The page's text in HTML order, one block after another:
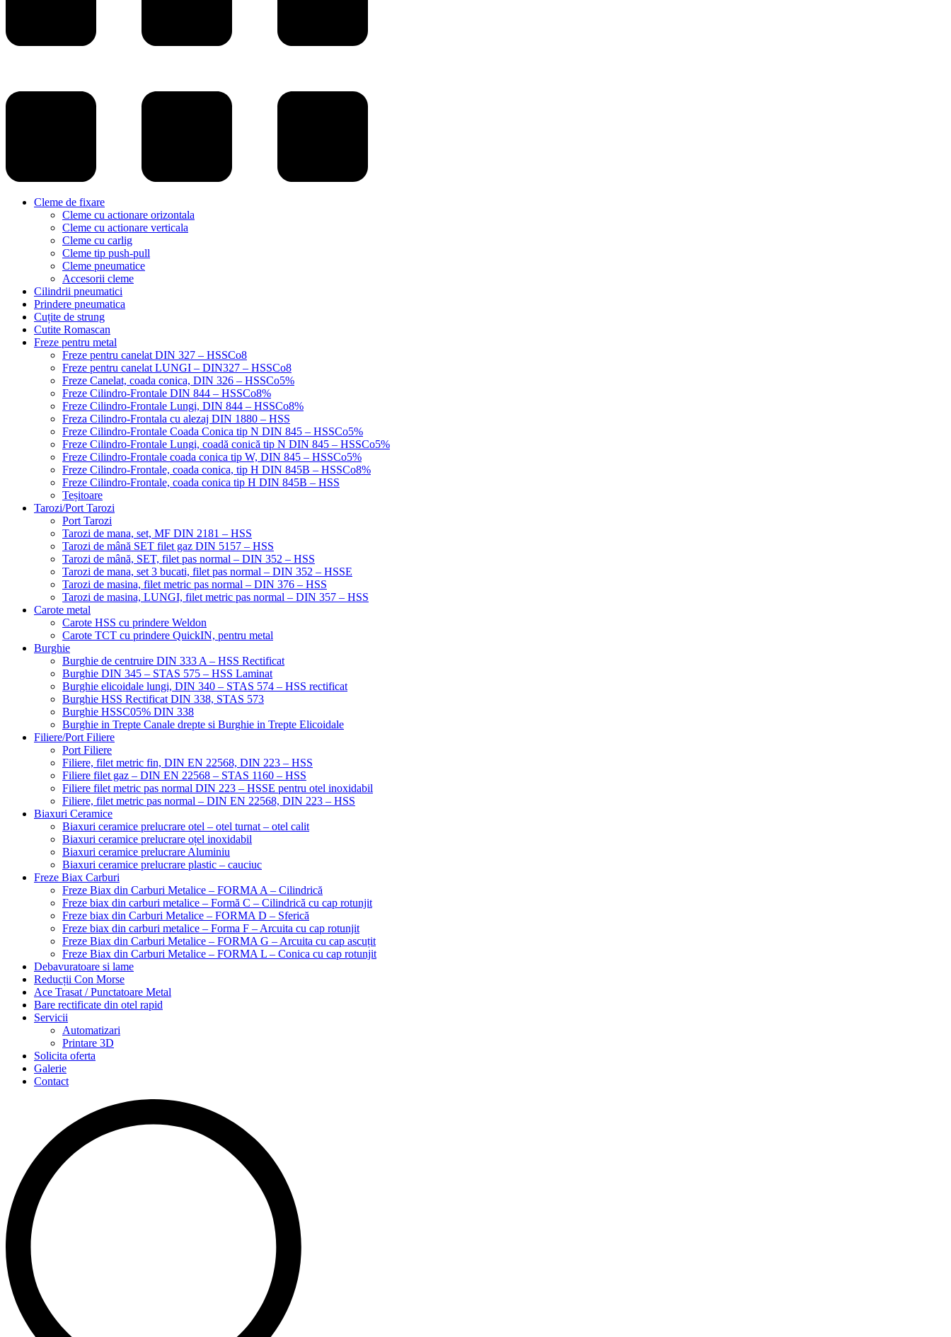
Cleme de fixare
Cleme cu actionare orizontala
Cleme cu actionare verticala
Cleme cu carlig
Cleme tip push-pull
Cleme pneumatice
Accesorii cleme
Cilindrii pneumatici
Prindere pneumatica
Cuțite de strung
Cutite Romascan
Freze pentru metal
Freze pentru canelat DIN 327 – HSSCo8
Freze pentru canelat LUNGI – DIN327 – HSSCo8
Freze Canelat, coada conica, DIN 326 – HSSCo5%
Freze Cilindro-Frontale DIN 844 – HSSCo8%
Freze Cilindro-Frontale Lungi, DIN 844 – HSSCo8%
Freza Cilindro-Frontala cu alezaj DIN 1880 – HSS
Freze Cilindro-Frontale Coada Conica tip N DIN 845 – HSSCo5%
Freze Cilindro-Frontale Lungi, coadă conică tip N DIN 845 – HSSCo5%
Freze Cilindro-Frontale coada conica tip W, DIN 845 – HSSCo5%
Freze Cilindro-Frontale, coada conica, tip H DIN 845B – HSSCo8%
Freze Cilindro-Frontale, coada conica tip H DIN 845B – HSS
Teșitoare
Tarozi/Port Tarozi
Port Tarozi
Tarozi de mana, set, MF DIN 2181 – HSS
Tarozi de mână SET filet gaz DIN 5157 – HSS
Tarozi de mână, SET, filet pas normal – DIN 352 – HSS
Tarozi de mana, set 3 bucati, filet pas normal – DIN 352 – HSSE
Tarozi de masina, filet metric pas normal – DIN 376 – HSS
Tarozi de masina, LUNGI, filet metric pas normal – DIN 357 – HSS
Carote metal
Carote HSS cu prindere Weldon
Carote TCT cu prindere QuickIN, pentru metal
Burghie
Burghie de centruire DIN 333 A – HSS Rectificat
Burghie DIN 345 – STAS 575 – HSS Laminat
Burghie elicoidale lungi, DIN 340 – STAS 574 – HSS rectificat
Burghie HSS Rectificat DIN 338, STAS 573
Burghie HSSC05% DIN 338
Burghie in Trepte Canale drepte si Burghie in Trepte Elicoidale
Filiere/Port Filiere
Port Filiere
Filiere, filet metric fin, DIN EN 22568, DIN 223 – HSS
Filiere filet gaz – DIN EN 22568 – STAS 1160 – HSS
Filiere filet metric pas normal DIN 223 – HSSE pentru otel inoxidabil
Filiere, filet metric pas normal – DIN EN 22568, DIN 223 – HSS
Biaxuri Ceramice
Biaxuri ceramice prelucrare otel – otel turnat – otel calit
Biaxuri ceramice prelucrare oțel inoxidabil
Biaxuri ceramice prelucrare Aluminiu
Biaxuri ceramice prelucrare plastic – cauciuc
Freze Biax Carburi
Freze Biax din Carburi Metalice – FORMA A – Cilindrică
Freze biax din carburi metalice – Formă C – Cilindrică cu cap rotunjit
Freze biax din Carburi Metalice – FORMA D – Sferică
Freze biax din carburi metalice – Forma F – Arcuita cu cap rotunjit
Freze Biax din Carburi Metalice – FORMA G – Arcuita cu cap ascuțit
Freze Biax din Carburi Metalice – FORMA L – Conica cu cap rotunjit
Debavuratoare si lame
Reducții Con Morse
Ace Trasat / Punctatoare Metal
Bare rectificate din otel rapid
Servicii
Automatizari
Printare 3D
Solicita oferta
Galerie
Contact